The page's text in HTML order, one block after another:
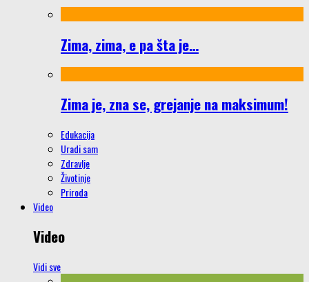
Zima, zima, e pa šta je…
Zima je, zna se, grejanje na maksimum!
Edukacija
Uradi sam
Zdravlje
Životinje
Priroda
Video
Video
Vidi sve